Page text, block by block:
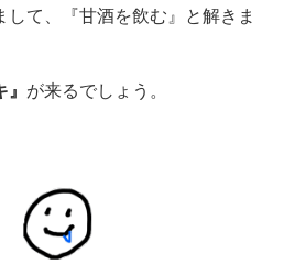
して、『甘酒を飲む』と解きま
が来るでしょう。